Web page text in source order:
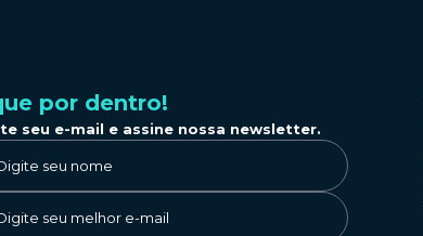
por dentro!
seu e-mail e assine nossa newsletter.